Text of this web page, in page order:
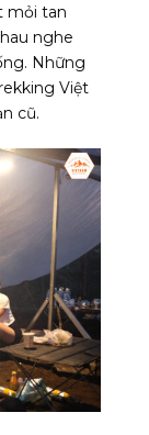
mỏi tan
nghe
Những
Việt
cũ.